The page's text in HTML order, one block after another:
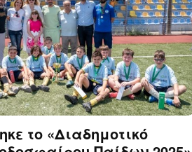
το «Διαδημοτικό